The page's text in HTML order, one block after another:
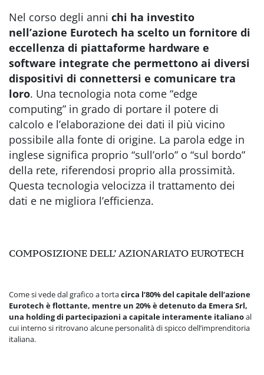
Nel corso degli anni chi ha investito
nell’azione Eurotech ha scelto un fornitore di
eccellenza di piattaforme hardware e
software integrate che permettono ai diversi
dispositivi di connettersi e comunicare tra
loro. Una tecnologia nota come “edge
computing” in grado di portare il potere di
calcolo e l’elaborazione dei dati il più vicino
possibile alla fonte di origine. La parola edge in
inglese significa proprio “sull’orlo” o “sul bordo”
della rete, riferendosi proprio alla prossimità.
Questa tecnologia velocizza il trattamento dei
dati e ne migliora l’efficienza.
COMPOSIZIONE DELL’ AZIONARIATO EUROTECH
Come si vede dal grafico a tortacirca l’80% del capitale dell’azione
Eurotech è flottante, mentre un 20% è detenuto da Emera Srl,
una holding di partecipazioni a capitale interamente italianoal
cui interno si ritrovano alcune personalità di spicco dell’imprenditoria
italiana.